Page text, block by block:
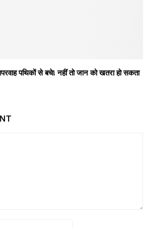
पथिकों से बचे! नहीं तो जान को खतरा हो सकता